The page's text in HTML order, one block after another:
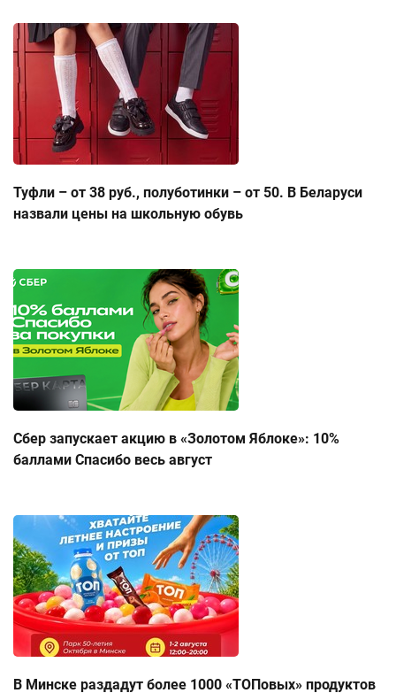
Туфли – от 38 руб., полуботинки – от 50. В Беларуси
назвали цены на школьную обувь
Сбер запускает акцию в «Золотом Яблоке»: 10%
баллами Спасибо весь август
В Минске раздадут более 1000 «ТОПовых» продуктов